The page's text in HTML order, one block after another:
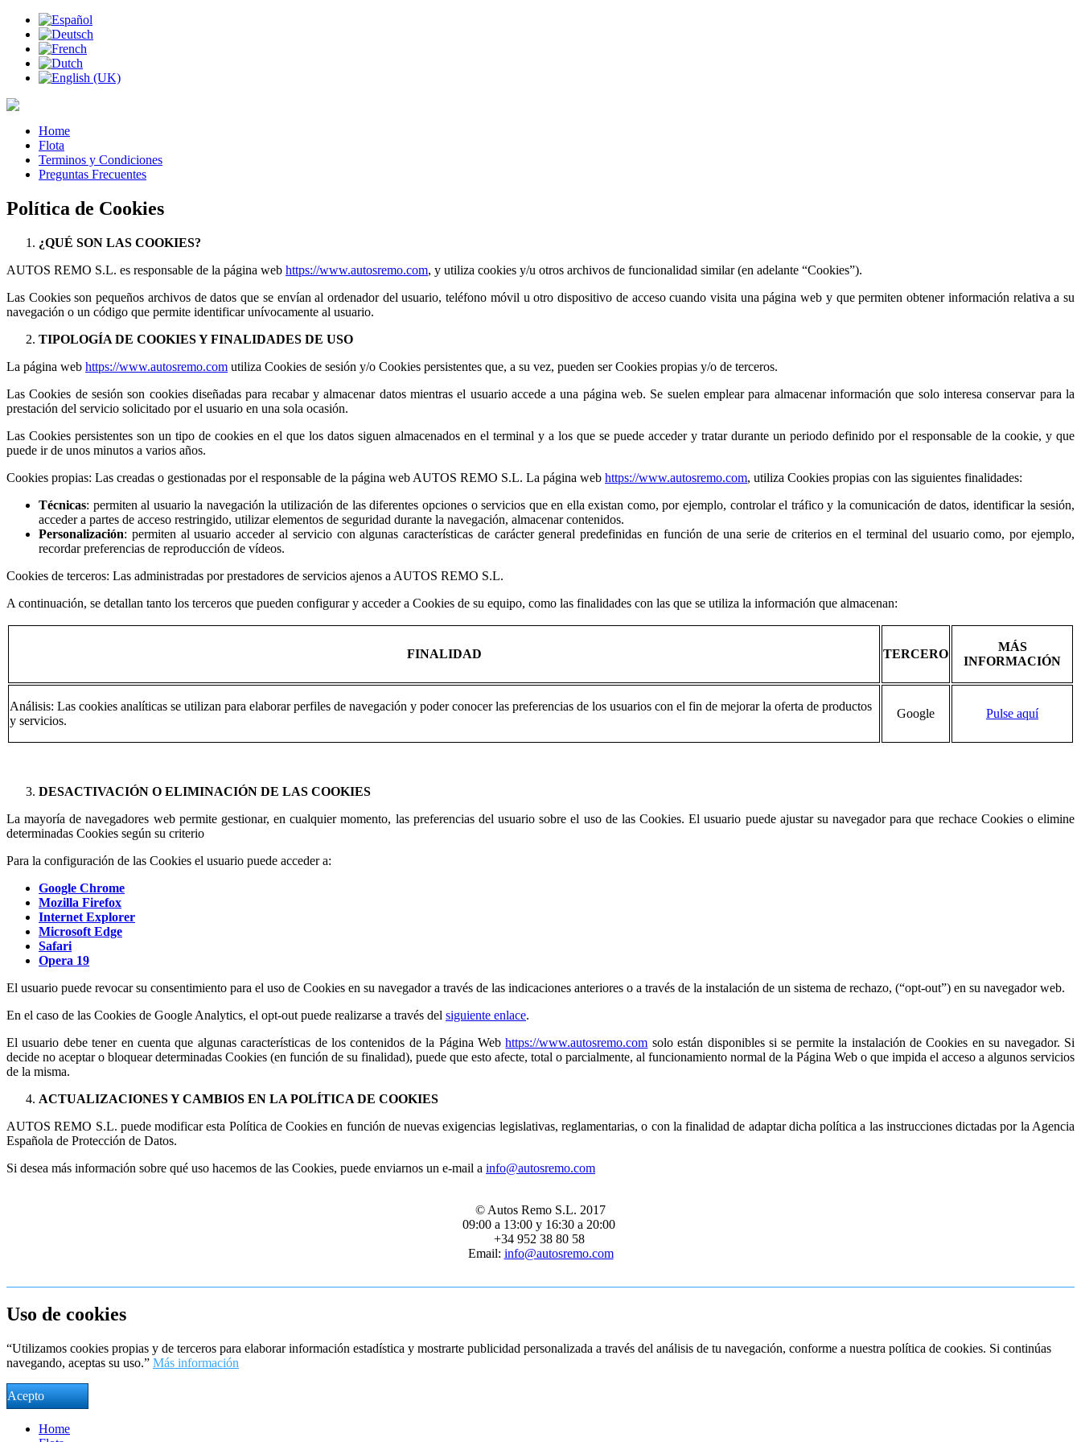
Home
Flota
Terminos y Condiciones
Preguntas Frecuentes
Política de Cookies
¿QUÉ SON LAS COOKIES?
AUTOS REMO S.L. es responsable de la página web https://www.autosremo.com, y utiliza cookies y/u otros archivos de funcionalidad similar (en adelante “Cookies”).
Las Cookies son pequeños archivos de datos que se envían al ordenador del usuario, teléfono móvil u otro dispositivo de acceso cuando visita una página web y que permiten obtener información relativa a su
navegación o un código que permite identificar unívocamente al usuario.
TIPOLOGÍA DE COOKIES Y FINALIDADES DE USO
La página web https://www.autosremo.com utiliza Cookies de sesión y/o Cookies persistentes que, a su vez, pueden ser Cookies propias y/o de terceros.
Las Cookies de sesión son cookies diseñadas para recabar y almacenar datos mientras el usuario accede a una página web. Se suelen emplear para almacenar información que solo interesa conservar para la
prestación del servicio solicitado por el usuario en una sola ocasión.
Las Cookies persistentes son un tipo de cookies en el que los datos siguen almacenados en el terminal y a los que se puede acceder y tratar durante un periodo definido por el responsable de la cookie, y que
puede ir de unos minutos a varios años.
Cookies propias: Las creadas o gestionadas por el responsable de la página web AUTOS REMO S.L. La página web https://www.autosremo.com, utiliza Cookies propias con las siguientes finalidades:
Técnicas: permiten al usuario la navegación la utilización de las diferentes opciones o servicios que en ella existan como, por ejemplo, controlar el tráfico y la comunicación de datos, identificar la sesión,
acceder a partes de acceso restringido, utilizar elementos de seguridad durante la navegación, almacenar contenidos.
Personalización: permiten al usuario acceder al servicio con algunas características de carácter general predefinidas en función de una serie de criterios en el terminal del usuario como, por ejemplo,
recordar preferencias de reproducción de vídeos.
Cookies de terceros: Las administradas por prestadores de servicios ajenos a AUTOS REMO S.L.
A continuación, se detallan tanto los terceros que pueden configurar y acceder a Cookies de su equipo, como las finalidades con las que se utiliza la información que almacenan:
FINALIDAD TERCERO
MÁS
INFORMACIÓN
Análisis: Las cookies analíticas se utilizan para elaborar perfiles de navegación y poder conocer las preferencias de los usuarios con el fin de mejorar la oferta de productos
y servicios.
Google Pulse aquí
DESACTIVACIÓN O ELIMINACIÓN DE LAS COOKIES
La mayoría de navegadores web permite gestionar, en cualquier momento, las preferencias del usuario sobre el uso de las Cookies. El usuario puede ajustar su navegador para que rechace Cookies o elimine
determinadas Cookies según su criterio
Para la configuración de las Cookies el usuario puede acceder a:
Google Chrome
Mozilla Firefox
Internet Explorer
Microsoft Edge
Safari
Opera 19
El usuario puede revocar su consentimiento para el uso de Cookies en su navegador a través de las indicaciones anteriores o a través de la instalación de un sistema de rechazo, (“opt-out”) en su navegador web.
En el caso de las Cookies de Google Analytics, el opt-out puede realizarse a través del siguiente enlace.
El usuario debe tener en cuenta que algunas características de los contenidos de la Página Webhttps://www.autosremo.com solo están disponibles si se permite la instalación de Cookies en su navegador. Si
decide no aceptar o bloquear determinadas Cookies (en función de su finalidad), puede que esto afecte, total o parcialmente, al funcionamiento normal de la Página Web o que impida el acceso a algunos servicios
de la misma.
ACTUALIZACIONES Y CAMBIOS EN LA POLÍTICA DE COOKIES
AUTOS REMO S.L. puede modificar esta Política de Cookies en función de nuevas exigencias legislativas, reglamentarias, o con la finalidad de adaptar dicha política a las instrucciones dictadas por la Agencia
Española de Protección de Datos.
Si desea más información sobre qué uso hacemos de las Cookies, puede enviarnos un e-mail a info@autosremo.com
© Autos Remo S.L. 2017
09:00 a 13:00 y 16:30 a 20:00
+34 952 38 80 58
Email: info@autosremo.com
Uso de cookies
“Utilizamos cookies propias y de terceros para elaborar información estadística y mostrarte publicidad personalizada a través del análisis de tu navegación, conforme a nuestra política de cookies. Si continúas
navegando, aceptas su uso.” Más información
Acepto
Home